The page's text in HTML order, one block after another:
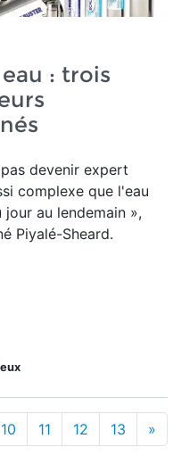
: trois
devenir expert
complexe que l'eau
au lendemain »,
Piyalé-Sheard.
10 11 12 13 »